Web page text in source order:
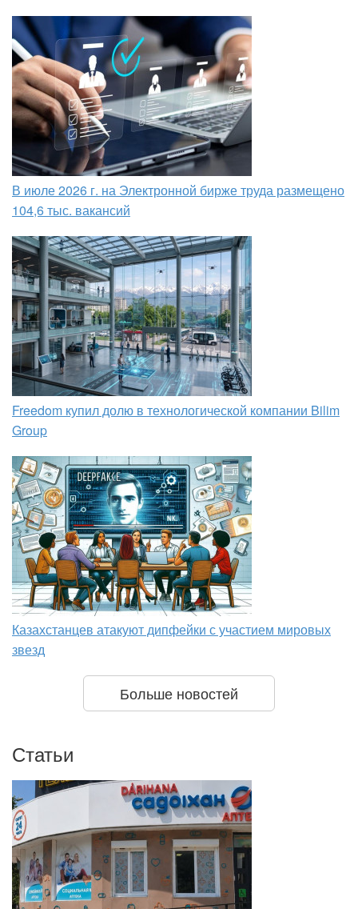
В июле 2026 г. на Электронной бирже труда размещено
104,6 тыс. вакансий
Freedom купил долю в технологической компании Bilim
Group
Казахстанцев атакуют дипфейки с участием мировых
звезд
Больше новостей
Статьи